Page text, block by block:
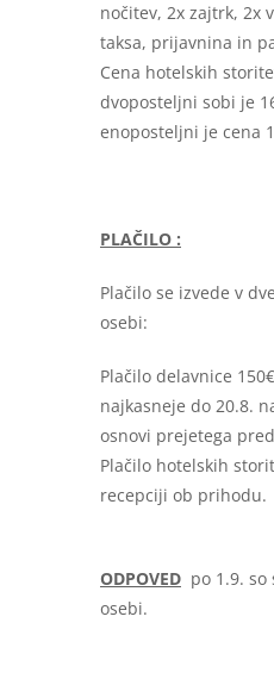
nočitev, 2x zajtrk, 2x
taksa, prijavnina in
Cena hotelskih
dvoposteljni sobi je
enoposteljni je cena
PLAČILO :
Plačilo se izvede v
osebi:
Plačilo delavnice
najkasneje do 20.8.
osnovi prejetega
Plačilo hotelskih
recepciji ob prihodu.
ODPOVED po 1.9. so
osebi.